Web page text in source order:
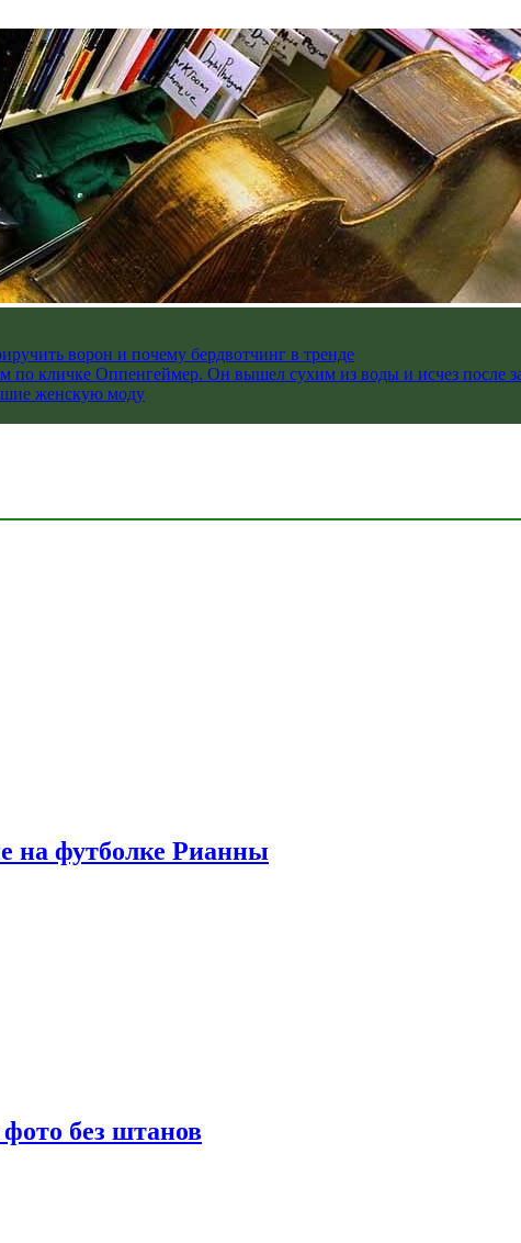
ворон и почему бердвотчинг в тренде
по кличке Оппенгеймер. Он вышел сухим из воды и исчез после
женскую моду
на футболке Рианны
без штанов